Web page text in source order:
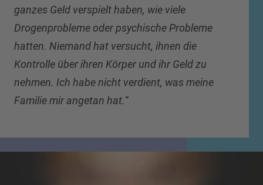
ganzes Geld verspielt haben, wie viele
Drogenprobleme oder psychische Probleme
hatten. Niemand hat versucht, ihnen die
Kontrolle über ihren Körper und ihr Geld zu
nehmen. Ich habe nicht verdient, was meine
Familie mir angetan hat.“